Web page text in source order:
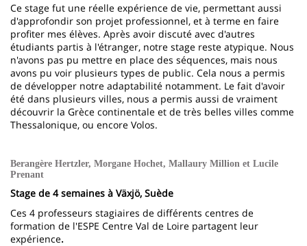
Ce stage fut une réelle expérience de vie, permettant aussi
d'approfondir son projet professionnel, et à terme en faire
profiter mes élèves. Après avoir discuté avec d'autres
étudiants partis à l'étranger, notre stage reste atypique. Nous
n'avons pas pu mettre en place des séquences, mais nous
avons pu voir plusieurs types de public. Cela nous a permis
de développer notre adaptabilité notamment. Le fait d'avoir
été dans plusieurs villes, nous a permis aussi de vraiment
découvrir la Grèce continentale et de très belles villes comme
Thessalonique, ou encore Volos.
Berangère Hertzler, Morgane Hochet, Mallaury Million et Lucile
Prenant
Stage de 4 semaines à Växjö, Suède
Ces 4 professeurs stagiaires de différents centres de
formation de l'ESPE Centre Val de Loire partagent leur
expérience.